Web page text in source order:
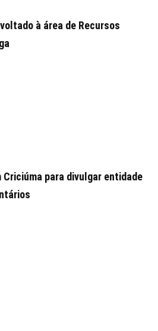
à área de Recursos
Criciúma para divulgar entidade